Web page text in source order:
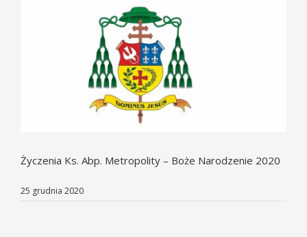
Życzenia Ks. Abp. Metropolity – Boże Narodzenie 2020
25 grudnia 2020